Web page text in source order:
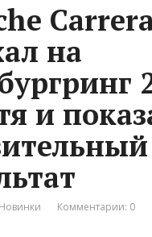
на
и
Новинки Комментарии: 0